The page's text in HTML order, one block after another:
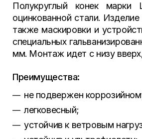
Полукруглый конек марки
оцинкованной стали.
также маскировки и
специальных
мм. Монтаж идет с низу
Преимущества:
не подвержен
легковесный;
устойчив к ветровым